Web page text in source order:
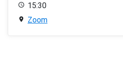
15:30
Zoom